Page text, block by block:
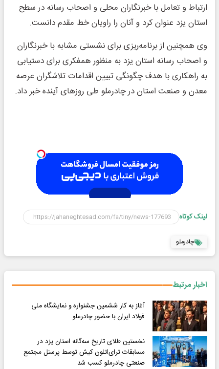
ارتباط و تعامل با خبرنگاران محلی و اصحاب رسانه در سطح
استان یزد عنوان کرد و آنان را راویان خط مقدم دانست.
وی همچنین از برنامه‌ریزی برای نشستی مشابه با خبرنگاران
و اصحاب رسانه استان یزد به منظور همفکری برای دستیابی
به راهکاری با هدف چگونگی تبیین اقدامات تلاشگران عرصه
معدن و صنعت استان در چادرملو طی روزهای آینده خبر داد.
لینک کوتاه
چادرملو
اخبار مرتبط
آغاز به کار ششمین جشنواره و نمایشگاه ملی
فولاد ایران با حضور چادرملو
نخستین طلای تاریخ سه‌گانه استان یزد در
مسابقات ترای‌اتلون کیش توسط پرسنل مجتمع
صنعتی چادرملو کسب شد